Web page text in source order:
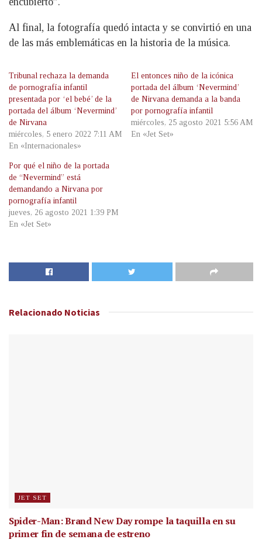
Al final, la fotografía quedó intacta y se convirtió en una
de las más emblemáticas en la historia de la música.
Tribunal rechaza la demanda
de pornografía infantil
presentada por ‘el bebé’ de la
portada del álbum ‘Nevermind’
de Nirvana
miércoles, 5 enero 2022 7:11 AM
En «Internacionales»
El entonces niño de la icónica
portada del álbum ‘Nevermind’
de Nirvana demanda a la banda
por pornografía infantil
miércoles, 25 agosto 2021 5:56 AM
En «Jet Set»
Por qué el niño de la portada
de “Nevermind” está
demandando a Nirvana por
pornografía infantil
jueves, 26 agosto 2021 1:39 PM
En «Jet Set»
Relacionado Noticias
JET SET
Spider-Man: Brand New Day rompe la taquilla en su
primer fin de semana de estreno